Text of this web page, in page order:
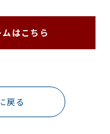
はこちら
戻る